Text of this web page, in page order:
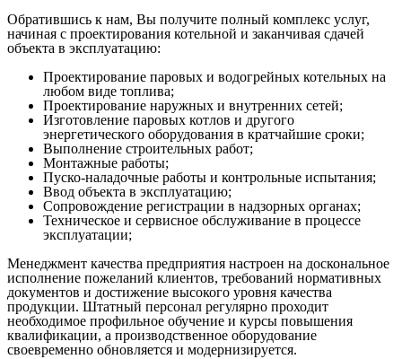
Обратившись к нам, Вы получите полный комплекс услуг,
начиная с проектирования котельной и заканчивая сдачей
объекта в эксплуатацию:
Проектирование паровых и водогрейных котельных на
любом виде топлива;
Проектирование наружных и внутренних сетей;
Изготовление паровых котлов и другого
энергетического оборудования в кратчайшие сроки;
Выполнение строительных работ;
Монтажные работы;
Пуско-наладочные работы и контрольные испытания;
Ввод объекта в эксплуатацию;
Сопровождение регистрации в надзорных органах;
Техническое и сервисное обслуживание в процессе
эксплуатации;
Менеджмент качества предприятия настроен на доскональное
исполнение пожеланий клиентов, требований нормативных
документов и достижение высокого уровня качества
продукции. Штатный персонал регулярно проходит
необходимое профильное обучение и курсы повышения
квалификации, а производственное оборудование
своевременно обновляется и модернизируется.